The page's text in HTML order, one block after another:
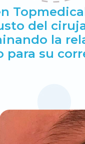
del
la
para su